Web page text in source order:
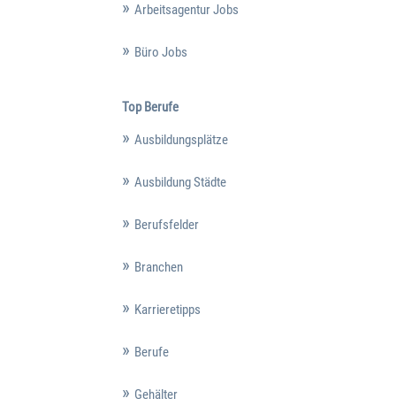
Arbeitsagentur Jobs
Büro Jobs
Top Berufe
Ausbildungsplätze
Ausbildung Städte
Berufsfelder
Branchen
Karrieretipps
Berufe
Gehälter